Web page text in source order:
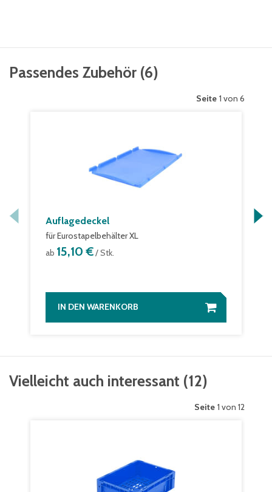
Passendes Zubehör (6)
Seite 1 von 6
Auflagedeckel
für Eurostapelbehälter XL
ab 15,10 €/ Stk.
IN DEN WARENKORB
Vielleicht auch interessant (12)
Seite 1 von 12